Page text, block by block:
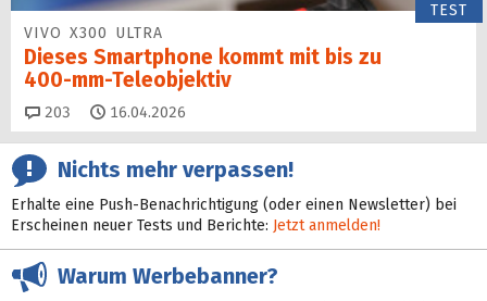
TEST
VIVO X300 ULTRA
Dieses Smartphone kommt mit bis zu
400‑mm‑Teleobjektiv
203 Kommentare
16.04.2026
Nichts mehr verpassen!
Erhalte eine Push-Benachrichtigung (oder einen Newsletter) bei
Erscheinen neuer Tests und Berichte: Jetzt anmelden!
Warum Werbebanner?